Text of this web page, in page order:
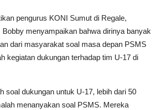
pengurus KONI Sumut di Regale,
Bobby menyampaikan bahwa dirinya banyak
dari masyarakat soal masa depan PSMS
kegiatan dukungan terhadap tim U-17 di
soal dukungan untuk U-17, lebih dari 50
menanyakan soal PSMS. Mereka